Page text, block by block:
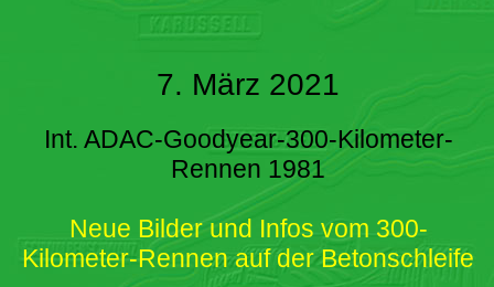
7. März 2021
Int. ADAC-Goodyear-300-Kilometer-
Rennen 1981
Neue Bilder und Infos vom 300-
Kilometer-Rennen auf der Betonschleife